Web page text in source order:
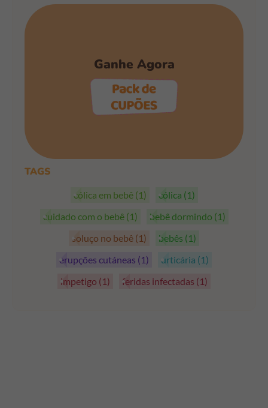
Ganhe Agora
TAGS
cólica em bebê (1) cólica (1)
cuidado com o bebê (1) bebê dormindo (1)
soluço no bebê (1) bebês (1)
erupções cutáneas (1) urticária (1)
impetigo (1) feridas infectadas (1)